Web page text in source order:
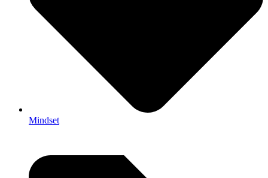
Mindset